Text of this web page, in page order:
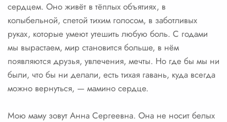
сердцем. Оно живёт в тёплых объятиях, в
колыбельной, спетой тихим голосом, в заботливых
руках, которые умеют утешить любую боль. С годами
мы вырастаем, мир становится больше, в нём
появляются друзья, увлечения, мечты. Но где бы мы ни
были, что бы ни делали, есть тихая гавань, куда всегда
можно вернуться, — мамино сердце.
Мою маму зовут Анна Сергеевна. Она не носит белых